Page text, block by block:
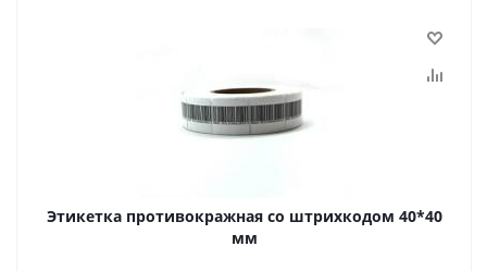
Этикетка противокражная со штрихкодом 40*40
мм